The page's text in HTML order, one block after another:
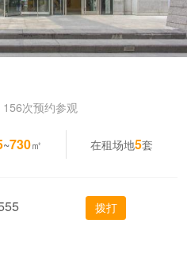
次预约参观
~730㎡ 在租场地5套
拨打